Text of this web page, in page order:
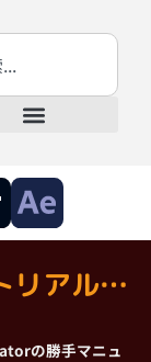
リアル…
の勝手マニュ